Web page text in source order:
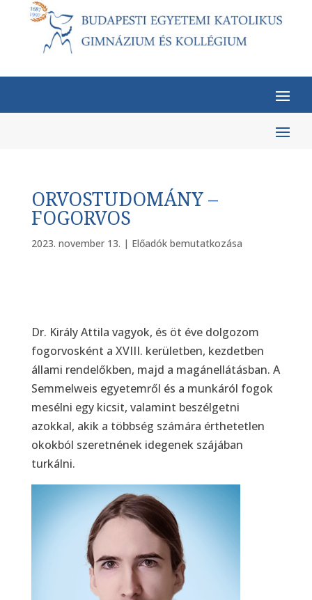
ORVOSTUDOMÁNY –
FOGORVOS
2023. november 13. | Előadók bemutatkozása
Dr. Király Attila vagyok, és öt éve dolgozom
fogorvosként a XVIII. kerületben, kezdetben
állami rendelőkben, majd a magánellátásban. A
Semmelweis egyetemről és a munkáról fogok
mesélni egy kicsit, valamint beszélgetni
azokkal, akik a többség számára érthetetlen
okokból szeretnének idegenek szájában
turkálni.